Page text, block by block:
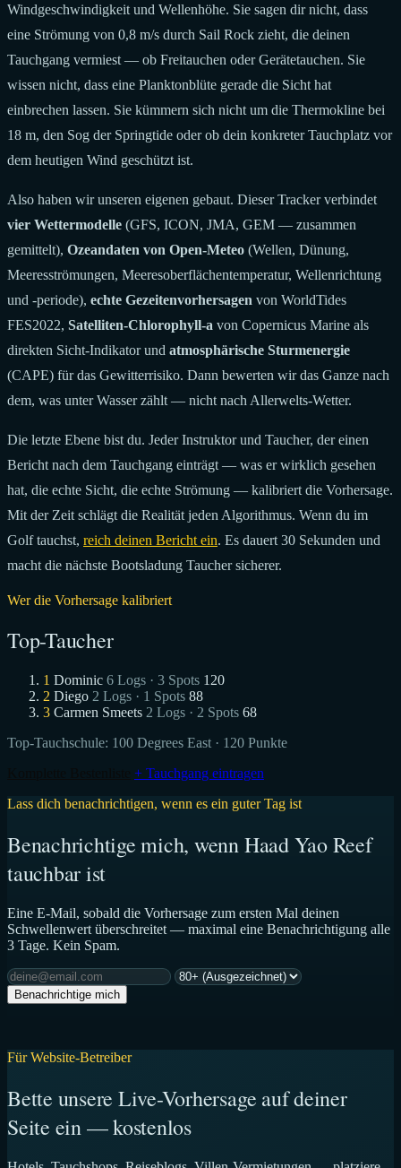
Windgeschwindigkeit und Wellenhöhe. Sie sagen dir nicht, dass
eine Strömung von 0,8 m/s durch Sail Rock zieht, die deinen
Tauchgang vermiest — ob Freitauchen oder Gerätetauchen. Sie
wissen nicht, dass eine Planktonblüte gerade die Sicht hat
einbrechen lassen. Sie kümmern sich nicht um die Thermokline bei
18 m, den Sog der Springtide oder ob dein konkreter Tauchplatz vor
dem heutigen Wind geschützt ist.
Also haben wir unseren eigenen gebaut. Dieser Tracker verbindet
vier Wettermodelle (GFS, ICON, JMA, GEM — zusammen
gemittelt), Ozeandaten von Open-Meteo (Wellen, Dünung,
Meeresströmungen, Meeresoberflächentemperatur, Wellenrichtung
und -periode), echte Gezeitenvorhersagen von WorldTides
FES2022, Satelliten-Chlorophyll-a von Copernicus Marine als
direkten Sicht-Indikator und atmosphärische Sturmenergie
(CAPE) für das Gewitterrisiko. Dann bewerten wir das Ganze nach
dem, was unter Wasser zählt — nicht nach Allerwelts-Wetter.
Die letzte Ebene bist du. Jeder Instruktor und Taucher, der einen
Bericht nach dem Tauchgang einträgt — was er wirklich gesehen
hat, die echte Sicht, die echte Strömung — kalibriert die Vorhersage.
Mit der Zeit schlägt die Realität jeden Algorithmus. Wenn du im
Golf tauchst, reich deinen Bericht ein. Es dauert 30 Sekunden und
macht die nächste Bootsladung Taucher sicherer.
Wer die Vorhersage kalibriert
Top-Taucher
1 Dominic 6 Logs · 3 Spots 120
2 Diego 2 Logs · 1 Spots 88
3 Carmen Smeets 2 Logs · 2 Spots 68
Top-Tauchschule: 100 Degrees East · 120 Punkte
+ Tauchgang eintragen
Lass dich benachrichtigen, wenn es ein guter Tag ist
Benachrichtige mich, wenn Haad Yao Reef
tauchbar ist
Eine E-Mail, sobald die Vorhersage zum ersten Mal deinen
Schwellenwert überschreitet — maximal eine Benachrichtigung alle
3 Tage. Kein Spam.
Benachrichtige mich
Für Website-Betreiber
Bette unsere Live-Vorhersage auf deiner
Seite ein — kostenlos